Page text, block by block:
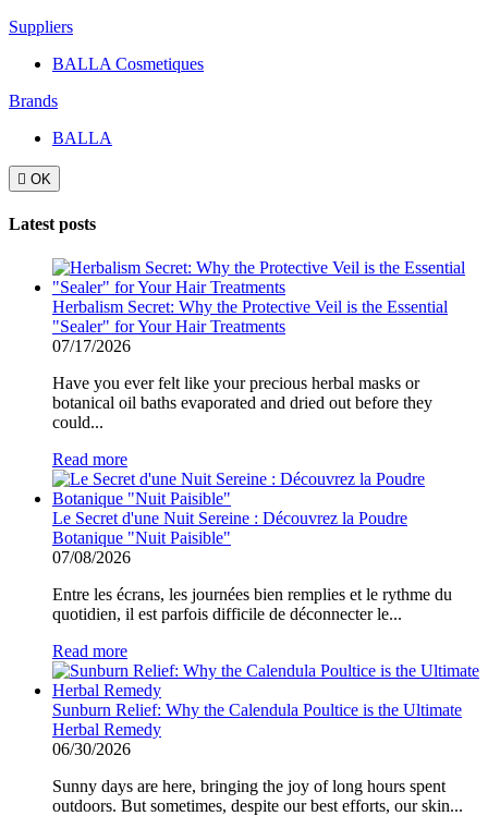
Suppliers
BALLA Cosmetiques
Brands
BALLA
 OK
Latest posts
Herbalism Secret: Why the Protective Veil is the Essential
"Sealer" for Your Hair Treatments
07/17/2026
Have you ever felt like your precious herbal masks or
botanical oil baths evaporated and dried out before they
could...
Read more
Le Secret d'une Nuit Sereine : Découvrez la Poudre
Botanique "Nuit Paisible"
07/08/2026
Entre les écrans, les journées bien remplies et le rythme du
quotidien, il est parfois difficile de déconnecter le...
Read more
Sunburn Relief: Why the Calendula Poultice is the Ultimate
Herbal Remedy
06/30/2026
Sunny days are here, bringing the joy of long hours spent
outdoors. But sometimes, despite our best efforts, our skin...